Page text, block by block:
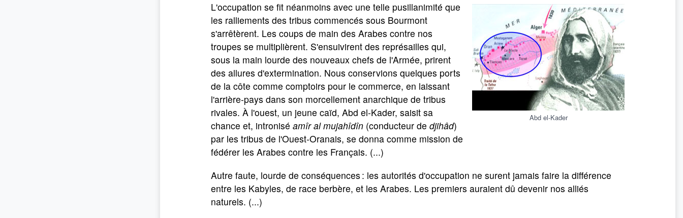
Abd el-Kader
L'occupation se fit néanmoins avec une telle pusillanimité que
les ralliements des tribus commencés sous Bourmont
s'arrêtèrent. Les coups de main des Arabes contre nos
troupes se multiplièrent. S'ensuivirent des représailles qui,
sous la main lourde des nouveaux chefs de l'Armée, prirent
des allures d'extermination. Nous conservions quelques ports
de la côte comme comptoirs pour le commerce, en laissant
l'arrière-pays dans son morcellement anarchique de tribus
rivales. À l'ouest, un jeune caïd, Abd el-Kader, saisit sa
chance et, intronisé amîr al mujahîdîn (conducteur de djihâd)
par les tribus de l'Ouest-Oranais, se donna comme mission de
fédérer les Arabes contre les Français. (...)
Autre faute, lourde de conséquences : les autorités d'occupation ne surent jamais faire la différence
entre les Kabyles, de race berbère, et les Arabes. Les premiers auraient dû devenir nos alliés
naturels. (...)